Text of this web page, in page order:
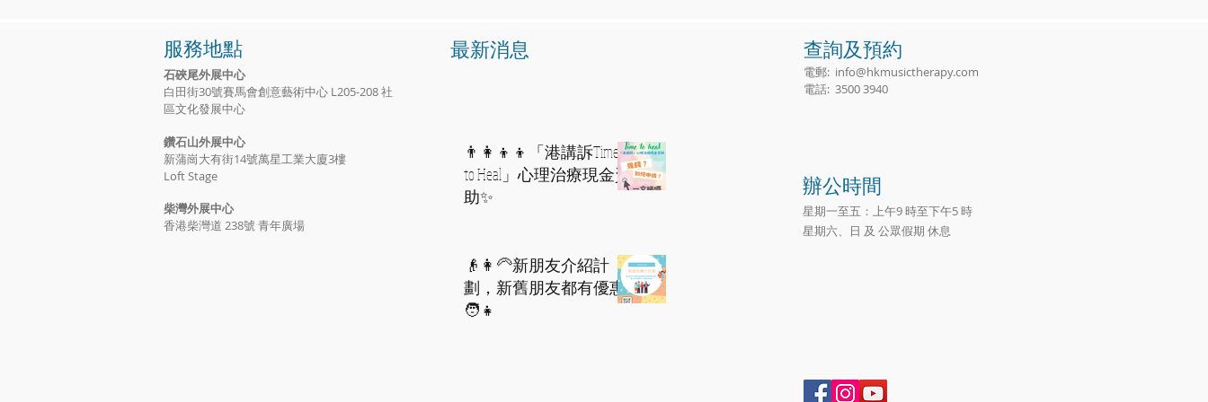
服務地點
石硤尾外展中心
白田街30號賽馬會創意藝術中心 L205-208 社
區文化發展中心
鑽石山外展中心
新蒲崗大有街14號萬星工業大廈3樓
Loft Stage
​柴灣外展中心
香港柴灣道 238號 青年廣場
​最新消息
👨‍👩‍👦‍👦「港講訴Time
to Heal」心理治療現金資
助✨
👴👩‍🦳新朋友介紹計
劃，新舊朋友都有優惠
🧑👧
查詢及預約
電郵: info@hkmusictherapy.com
電話: 3500 3940
辦公時間
星期一至五：上午9 時至下午5 時
星期六、日 及 公眾假期 休息​